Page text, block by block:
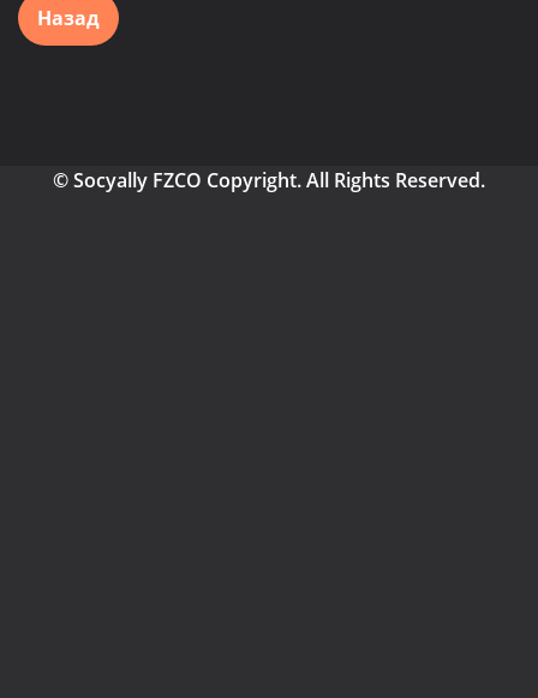
Назад
© Socyally FZCO Copyright. All Rights Reserved.